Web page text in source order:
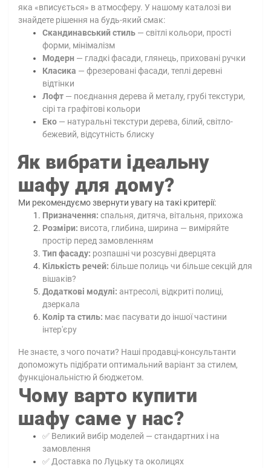
яка «вписується» в атмосферу. У нашому каталозі ви
знайдете рішення на будь-який смак:
Скандинавський стиль — світлі кольори, прості
форми, мінімалізм
Модерн — гладкі фасади, глянець, приховані ручки
Класика — фрезеровані фасади, теплі деревні
відтінки
Лофт — поєднання дерева й металу, грубі текстури,
сірі та графітові кольори
Еко — натуральні текстури дерева, білий, світло-
бежевий, відсутність блиску
Як вибрати ідеальну
шафу для дому?
Ми рекомендуємо звернути увагу на такі критерії:
Призначення: спальня, дитяча, вітальня, прихожа
Розміри: висота, глибина, ширина — виміряйте
простір перед замовленням
Тип фасаду: розпашні чи розсувні дверцята
Кількість речей: більше полиць чи більше секцій для
вішаків?
Додаткові модулі: антресолі, відкриті полиці,
дзеркала
Колір та стиль: має пасувати до іншої частини
інтер'єру
Не знаєте, з чого почати? Наші продавці-консультанти
допоможуть підібрати оптимальний варіант за стилем,
функціональністю й бюджетом.
Чому варто купити
шафу саме у нас?
✅ Великий вибір моделей — стандартних і на
замовлення
✅ Доставка по Луцьку та околицях